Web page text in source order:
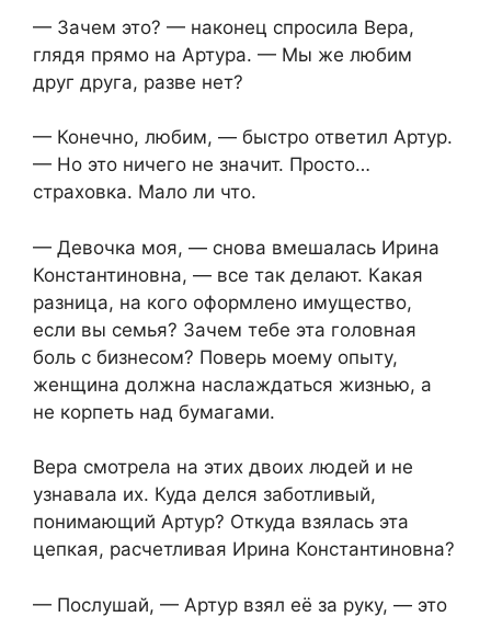
— Зачем это? — наконец спросила Вера,
глядя прямо на Артура. — Мы же любим
друг друга, разве нет?
— Конечно, любим, — быстро ответил Артур.
— Но это ничего не значит. Просто…
страховка. Мало ли что.
— Девочка моя, — снова вмешалась Ирина
Константиновна, — все так делают. Какая
разница, на кого оформлено имущество,
если вы семья? Зачем тебе эта головная
боль с бизнесом? Поверь моему опыту,
женщина должна наслаждаться жизнью, а
не корпеть над бумагами.
Вера смотрела на этих двоих людей и не
узнавала их. Куда делся заботливый,
понимающий Артур? Откуда взялась эта
цепкая, расчетливая Ирина Константиновна?
— Послушай, — Артур взял её за руку, — это